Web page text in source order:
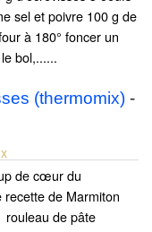
sel et poivre 100 g de
à 180° foncer un
bol,......
(thermomix) -
de cœur du
recette de Marmiton
rouleau de pâte